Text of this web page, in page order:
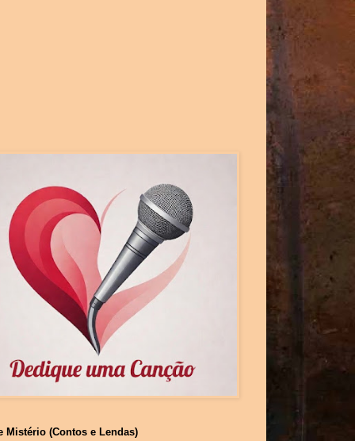
Mistério (Contos e Lendas)